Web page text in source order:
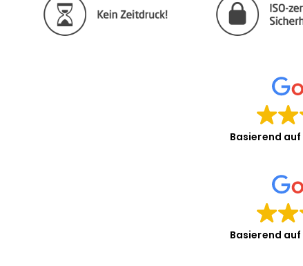
Basierend auf
Basierend auf